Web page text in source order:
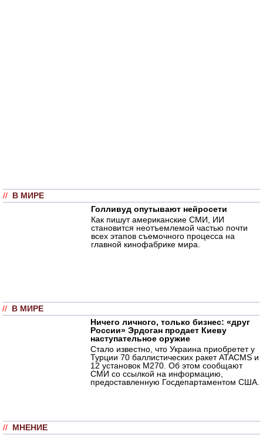
// В МИРЕ
Голливуд опутывают нейросети
Как пишут американские СМИ, ИИ
становится неотъемлемой частью почти
всех этапов съемочного процесса на
главной кинофабрике мира.
// В МИРЕ
Ничего личного, только бизнес: «друг
России» Эрдоган продает Киеву
наступательное оружие
Стало известно, что Украина приобретет у
Турции 70 баллистических ракет ATACMS и
12 установок M270. Об этом сообщают
СМИ со ссылкой на информацию,
предоставленную Госдепартаментом США.
// МНЕНИЕ